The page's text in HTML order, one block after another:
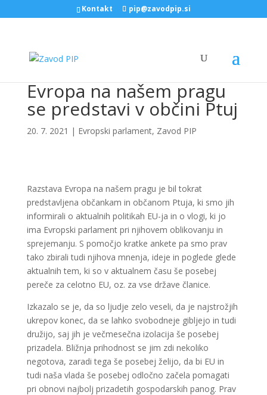
Kontakt pip@zavodpip.si
Evropa na našem pragu
se predstavi v občini Ptuj
20. 7. 2021 | Evropski parlament, Zavod PIP
Razstava Evropa na našem pragu je bil tokrat
predstavljena občankam in občanom Ptuja, ki smo jih
informirali o aktualnih politikah EU-ja in o vlogi, ki jo
ima Evropski parlament pri njihovem oblikovanju in
sprejemanju. S pomočjo kratke ankete pa smo prav
tako zbirali tudi njihova mnenja, ideje in poglede glede
aktualnih tem, ki so v aktualnem času še posebej
pereče za celotno EU, oz. za vse države članice.
Izkazalo se je, da so ljudje zelo veseli, da je najstrožjih
ukrepov konec, da se lahko svobodneje gibljejo in tudi
družijo, saj jih je večmesečna izolacija še posebej
prizadela. Bližnja prihodnost se jim zdi nekoliko
negotova, zaradi tega še posebej želijo, da bi EU in
tudi naša vlada še posebej odločno začela pomagati
pri obnovi najbolj prizadetih gospodarskih panog. Prav